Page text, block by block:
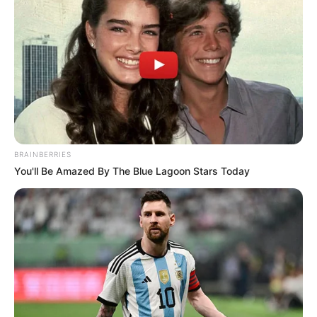
hingga memiliki banyak follower.
Bahkan ia juga melakukan kemitraan dengan banyak brand
disamping memiliki akun OnlyFans sebagai pemasukan.
BRAINBERRIES
You'll Be Amazed By The Blue Lagoon Stars Today